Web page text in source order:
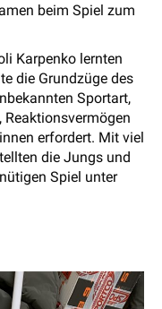
beim Spiel zum
Karpenko lernten
die Grundzüge des
Sportart,
erfordert. Mit viel
die Jungs und
Spiel unter